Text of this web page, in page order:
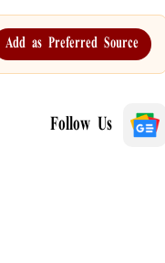
Add as Preferred Source
Follow Us